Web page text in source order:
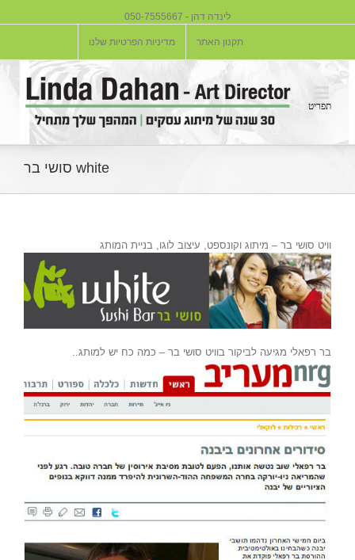
לינדה דהן - 050-7555667
תקנון האתר מדיניות הפרטיות שלנו
white סושי בר
וויט סושי בר – מיתוג וקונספט, עיצוב לוגו, בניית המותג
בר רפאלי מגיעה לביקור בוויט סושי בר – כמה כח יש למותג..